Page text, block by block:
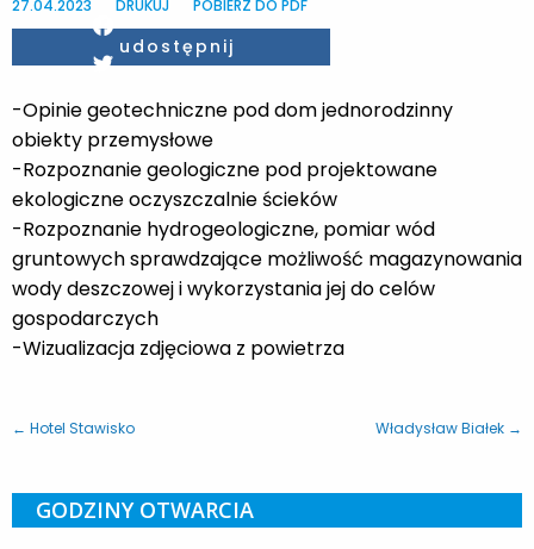
27.04.2023 DRUKUJ POBIERZ DO PDF
Twitter
udostępnij
-Opinie geotechniczne pod dom jednorodzinny
obiekty przemysłowe
-Rozpoznanie geologiczne pod projektowane
ekologiczne oczyszczalnie ścieków
-Rozpoznanie hydrogeologiczne, pomiar wód
gruntowych sprawdzające możliwość magazynowania
wody deszczowej i wykorzystania jej do celów
gospodarczych
-Wizualizacja zdjęciowa z powietrza
← Hotel Stawisko Władysław Białek →
GODZINY OTWARCIA